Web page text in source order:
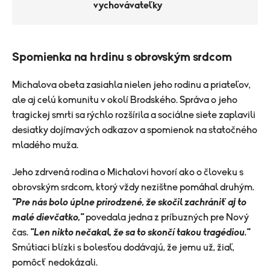
vychovávateľky
Spomienka na hrdinu s obrovským srdcom
Michalova obeta zasiahla nielen jeho rodinu a priateľov,
ale aj celú komunitu v okolí Brodského. Správa o jeho
tragickej smrti sa rýchlo rozšírila a sociálne siete zaplavili
desiatky dojímavých odkazov a spomienok na statočného
mladého muža.
Jeho zdrvená rodina o Michalovi hovorí ako o človeku s
obrovským srdcom, ktorý vždy nezištne pomáhal druhým.
"Pre nás bolo úplne prirodzené, že skočil zachrániť aj to
malé dievčatko,"povedala jedna z príbuzných pre Nový
čas. "Len nikto nečakal, že sa to skončí takou tragédiou."
Smútiaci blízki s bolesťou dodávajú, že jemu už, žiaľ,
pomôcť nedokázali.